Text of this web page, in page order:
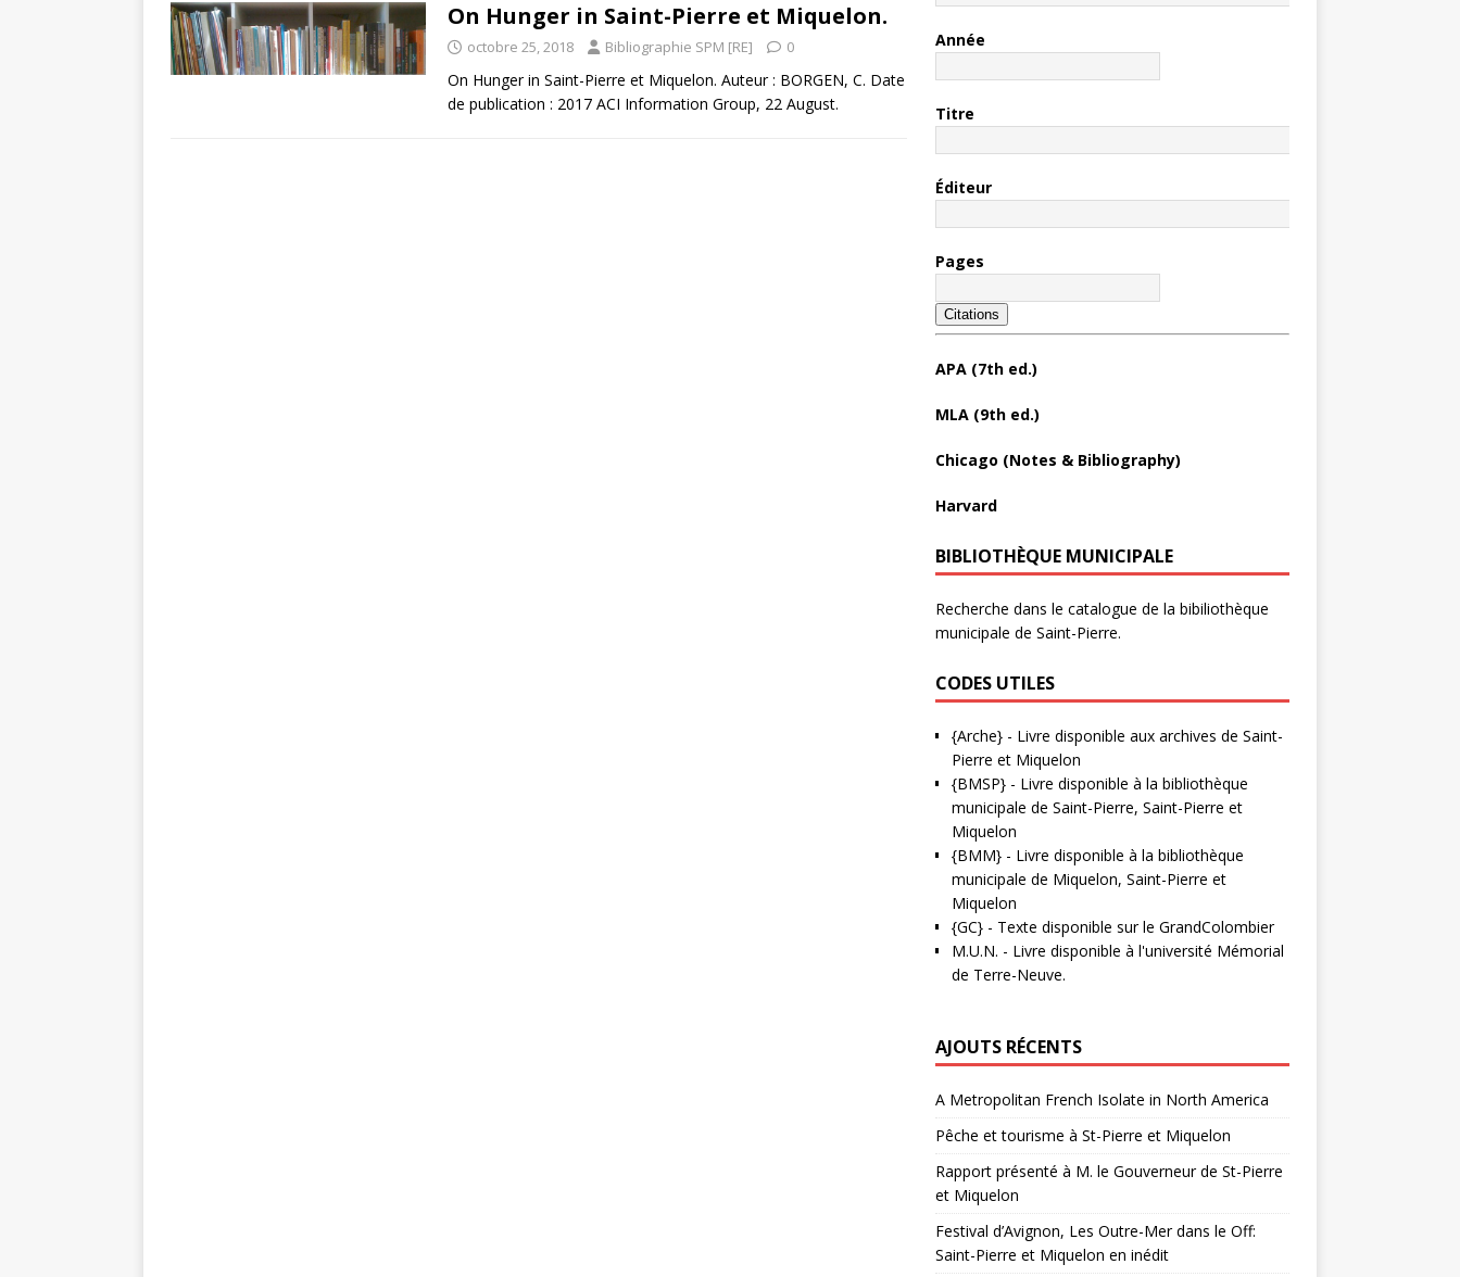
On Hunger in Saint-Pierre et Miquelon.
octobre 25, 2018 Bibliographie SPM [RE] 0
On Hunger in Saint-Pierre et Miquelon. Auteur : BORGEN, C. Date
de publication : 2017 ACI Information Group, 22 August.
Année
Titre
Éditeur
Pages
Citations
APA (7th ed.)
MLA (9th ed.)
Chicago (Notes & Bibliography)
Harvard
BIBLIOTHÈQUE MUNICIPALE
Recherche dans le catalogue de la bibiliothèque
municipale de Saint-Pierre.
CODES UTILES
{Arche}- Livre disponible aux archives de Saint-
Pierre et Miquelon
{BMSP}- Livre disponible à la bibliothèque
municipale de Saint-Pierre, Saint-Pierre et
Miquelon
{BMM}- Livre disponible à la bibliothèque
municipale de Miquelon, Saint-Pierre et
Miquelon
{GC}- Texte disponible sur le GrandColombier
M.U.N. - Livre disponible à l'université Mémorial
de Terre-Neuve.
AJOUTS RÉCENTS
A Metropolitan French Isolate in North America
Pêche et tourisme à St-Pierre et Miquelon
Rapport présenté à M. le Gouverneur de St-Pierre
et Miquelon
Festival d’Avignon, Les Outre-Mer dans le Off:
Saint-Pierre et Miquelon en inédit